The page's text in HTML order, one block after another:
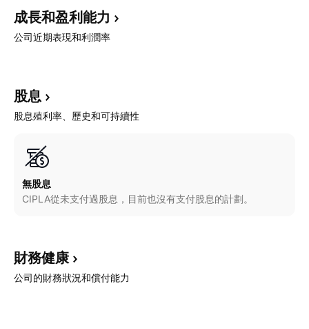
成長和盈利能力
公司近期表現和利潤率
股息
股息殖利率、歷史和可持續性
無股息
CIPLA從未支付過股息，目前也沒有支付股息的計劃。
財務健康
公司的財務狀況和償付能力